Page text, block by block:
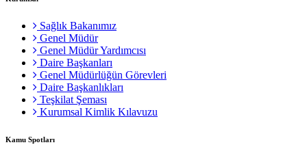
Sağlık Bakanımız
Genel Müdür
Genel Müdür Yardımcısı
Daire Başkanları
Genel Müdürlüğün Görevleri
Daire Başkanlıkları
Teşkilat Şeması
Kurumsal Kimlik Kılavuzu
Kamu Spotları